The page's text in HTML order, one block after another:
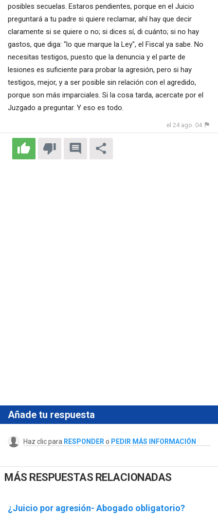
posibles secuelas. Estaros pendientes, porque en el Juicio
preguntará a tu padre si quiere reclamar, ahí hay que decir
claramente si se quiere o no; si dices sí, di cuánto; si no hay
gastos, que diga: "lo que marque la Ley", el Fiscal ya sabe. No
necesitas testigos, puesto que la denuncia y el parte de
lesiones es suficiente para probar la agresión, pero si hay
testigos, mejor, y a ser posible sin relación con el agredido,
porque son más imparciales. Si la cosa tarda, acercate por el
Juzgado a preguntar. Y eso es todo.
el 24 ago. 04
Añade tu respuesta
Haz clic para RESPONDER o PEDIR MÁS INFORMACIÓN
MÁS RESPUESTAS RELACIONADAS
¿Juicio por agresión- Abogado obligatorio?